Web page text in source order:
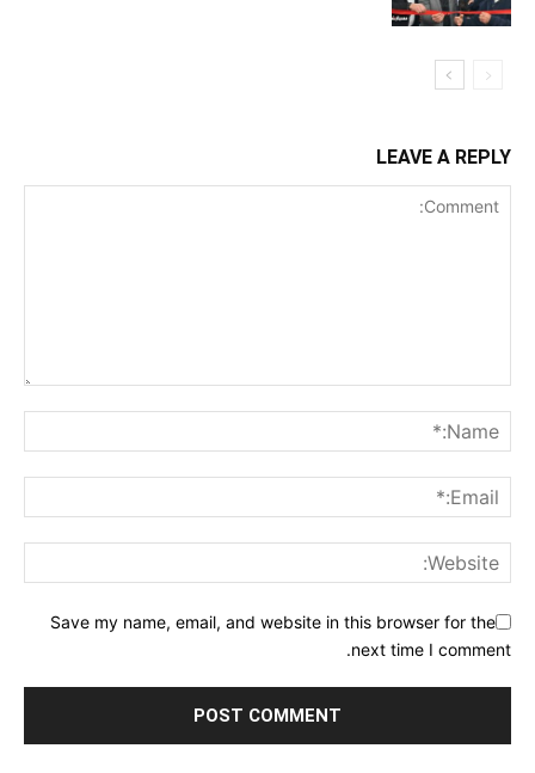
LEAVE A REPLY
Save my name, email, and website in this browser for the
next time I comment.